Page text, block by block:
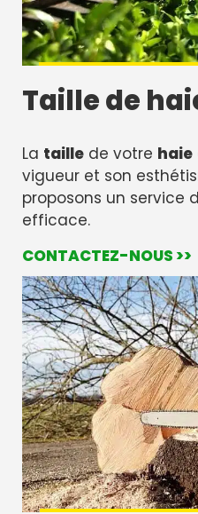
Taille de
La taille de votre haie
vigueur et son
proposons un service
efficace.
CONTACTEZ-NOUS >>